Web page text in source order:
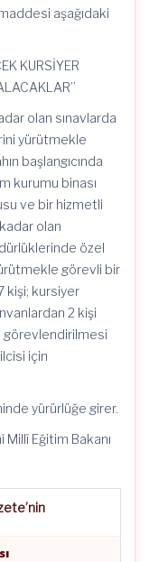
aşağıdaki
KURSİYER
olan sınavlarda
yürütmekle
başlangıcında
kurumu binası
ve bir hizmetli
olan
özel
görevli bir
kişi; kursiyer
2 kişi
görevlendirilmesi
için
yürürlüğe girer.
Eğitim Bakanı